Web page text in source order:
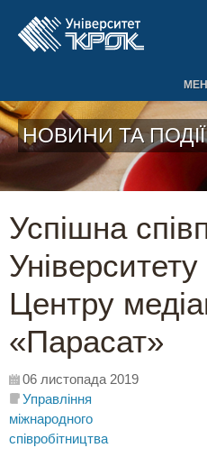
НОВИНИ ТА ПОДІЇ
Успішна
Центру
«Парасат»
06 листопада 2019
Управління
міжнародного
співробітництва